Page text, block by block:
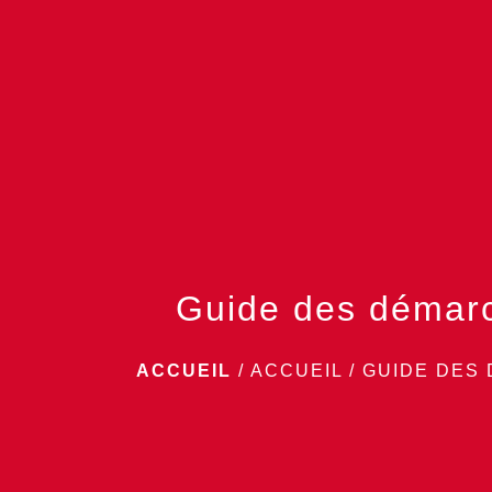
Guide des
ACCUEIL / ACCUEIL / GUIDE DES